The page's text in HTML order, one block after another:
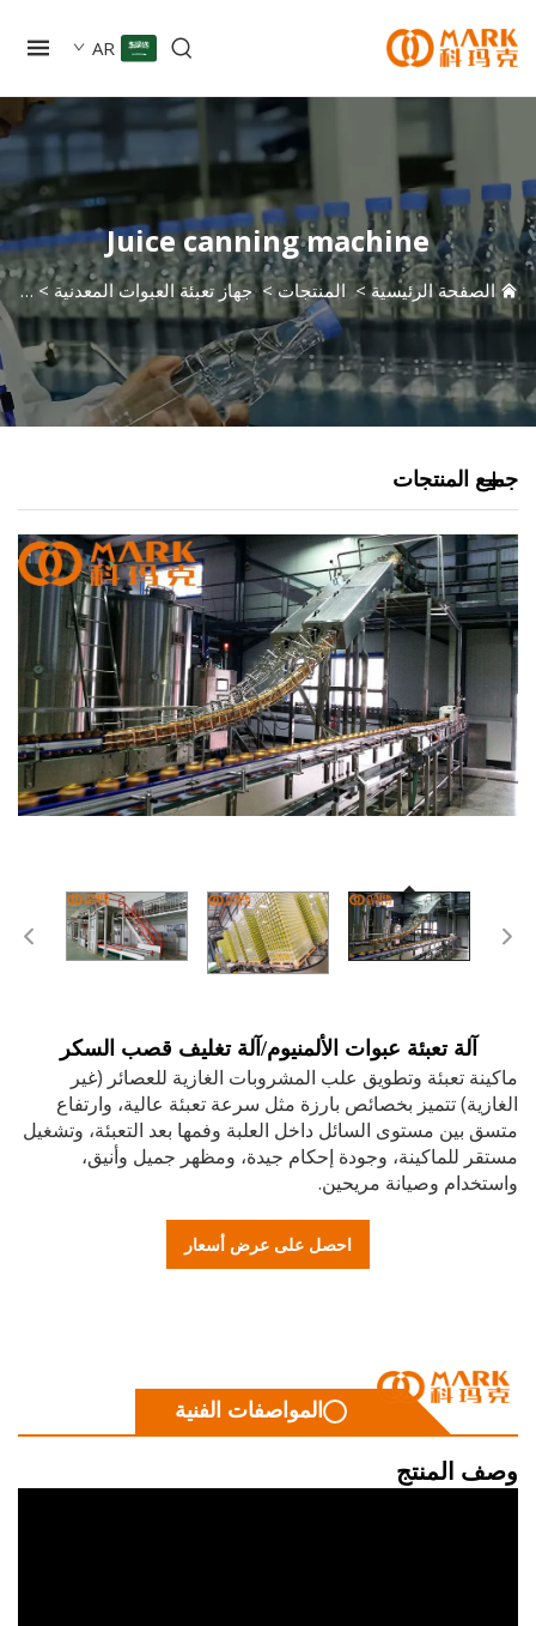
AR
Juice canning machine
الرئيسية>المنتجات>جهاز تعبئة العبوات المعدنية>
machine
المنتجات
آلة تعبئة عبوات الألمنيوم/آلة تغليف قصب السكر
تعبئة وتطويق علب المشروبات الغازية للعصائر (غير
تتميز بخصائص بارزة مثل سرعة تعبئة عالية، وارتفاع
بين مستوى السائل داخل العلبة وفمها بعد التعبئة، وتشغيل
للماكينة، وجودة إحكام جيدة، ومظهر جميل وأنيق،
وصيانة مريحين.
احصل على عرض أسعار
المواصفات الفنية
المنتج